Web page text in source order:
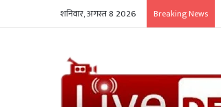
शनिवार, अगस्त 8 2026 Breaking News